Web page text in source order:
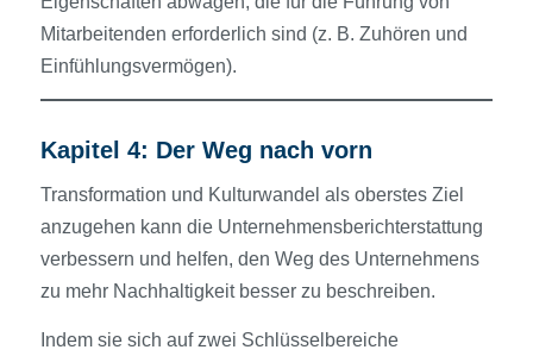
Mitarbeitenden erforderlich sind (z. B. Zuhören und
Einfühlungsvermögen).
Kapitel 4: Der Weg nach vorn
Transformation und Kulturwandel als oberstes Ziel
anzugehen kann die Unternehmensberichterstattung
verbessern und helfen, den Weg des Unternehmens
zu mehr Nachhaltigkeit besser zu beschreiben.
Indem sie sich auf zwei Schlüsselbereiche